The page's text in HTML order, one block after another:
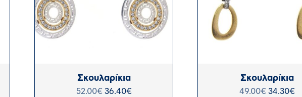
Σκουλαρίκια
52.00€ 36.40€
Σκουλαρίκια
49.00€ 34.30€